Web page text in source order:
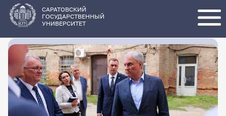
основному
содержанию
САРАТОВСКИЙ
ГОСУДАРСТВЕННЫЙ
УНИВЕРСИТЕТ